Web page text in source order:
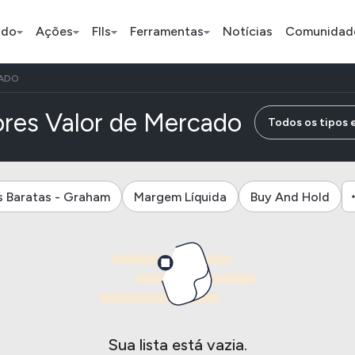
Ações FIIs Ferramentas Notícias
Bradesco Petrobras
Ação
Axia
Stocks
Tesla
Apple
Valor de Mercado Todos os tipos
Baratas - Graham Margem Líquida Buy And Hold
Sua lista está vazia.